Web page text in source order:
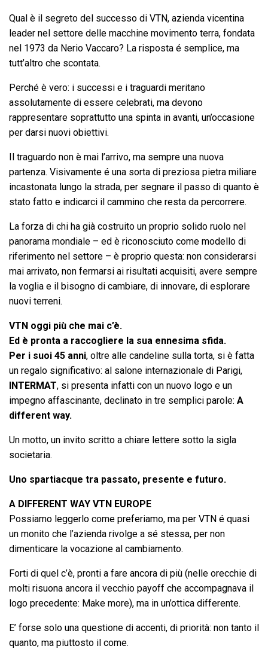
Qual è il segreto del successo di VTN, azienda vicentina
leader nel settore delle macchine movimento terra, fondata
nel 1973 da Nerio Vaccaro? La risposta é semplice, ma
tutt’altro che scontata.
Perché è vero: i successi e i traguardi meritano
assolutamente di essere celebrati, ma devono
rappresentare soprattutto una spinta in avanti, un’occasione
per darsi nuovi obiettivi.
Il traguardo non è mai l’arrivo, ma sempre una nuova
partenza. Visivamente é una sorta di preziosa pietra miliare
incastonata lungo la strada, per segnare il passo di quanto è
stato fatto e indicarci il cammino che resta da percorrere.
La forza di chi ha già costruito un proprio solido ruolo nel
panorama mondiale – ed è riconosciuto come modello di
riferimento nel settore – è proprio questa: non considerarsi
mai arrivato, non fermarsi ai risultati acquisiti, avere sempre
la voglia e il bisogno di cambiare, di innovare, di esplorare
nuovi terreni.
VTN oggi più che mai c’è.
Ed è pronta a raccogliere la sua ennesima sfida.
Per i suoi 45 anni, oltre alle candeline sulla torta, si è fatta
un regalo significativo: al salone internazionale di Parigi,
INTERMAT, si presenta infatti con un nuovo logo e un
impegno affascinante, declinato in tre semplici parole: A
different way.
Un motto, un invito scritto a chiare lettere sotto la sigla
societaria.
Uno spartiacque tra passato, presente e futuro.
A DIFFERENT WAY VTN EUROPE
Possiamo leggerlo come preferiamo, ma per VTN é quasi
un monito che l’azienda rivolge a sé stessa, per non
dimenticare la vocazione al cambiamento.
Forti di quel c’è, pronti a fare ancora di più (nelle orecchie di
molti risuona ancora il vecchio payoff che accompagnava il
logo precedente: Make more), ma in un’ottica differente.
E’ forse solo una questione di accenti, di priorità: non tanto il
quanto, ma piuttosto il come.